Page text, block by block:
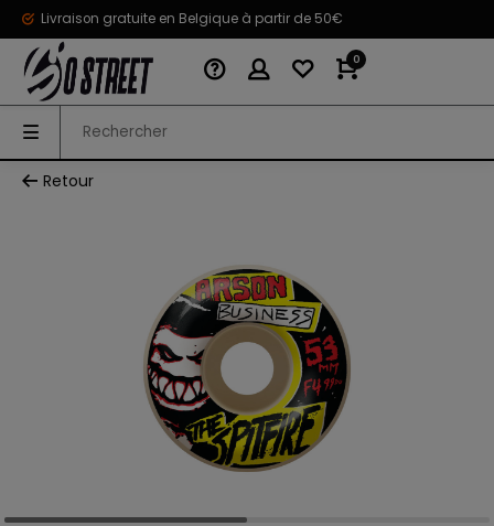
Livraison gratuite en Belgique à partir de 50€
0
Retour